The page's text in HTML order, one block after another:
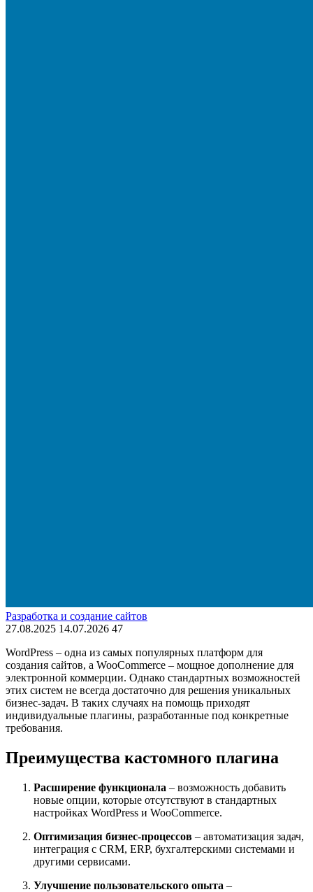
Разработка и создание сайтов
27.08.2025 14.07.2026 47
WordPress – одна из самых популярных платформ для
создания сайтов, а WooCommerce – мощное дополнение для
электронной коммерции. Однако стандартных возможностей
этих систем не всегда достаточно для решения уникальных
бизнес-задач. В таких случаях на помощь приходят
индивидуальные плагины, разработанные под конкретные
требования.
Преимущества кастомного плагина
Расширение функционала – возможность добавить
новые опции, которые отсутствуют в стандартных
настройках WordPress и WooCommerce.
Оптимизация бизнес-процессов – автоматизация задач,
интеграция с CRM, ERP, бухгалтерскими системами и
другими сервисами.
Улучшение пользовательского опыта –